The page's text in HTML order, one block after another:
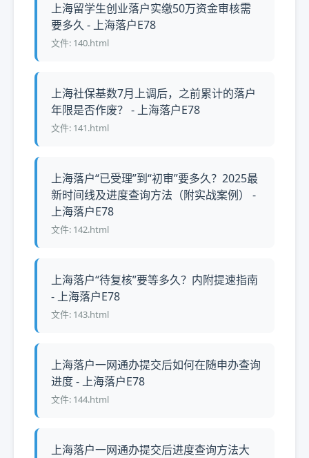
上海留学生创业落户实缴50万资金审核需
要多久 - 上海落户E78
文件: 140.html
上海社保基数7月上调后，之前累计的落户
年限是否作废？ - 上海落户E78
文件: 141.html
上海落户“已受理”到“初审”要多久？2025最
新时间线及进度查询方法（附实战案例） -
上海落户E78
文件: 142.html
上海落户“待复核”要等多久？内附提速指南
- 上海落户E78
文件: 143.html
上海落户一网通办提交后如何在随申办查询
进度 - 上海落户E78
文件: 144.html
上海落户一网通办提交后进度查询方法大